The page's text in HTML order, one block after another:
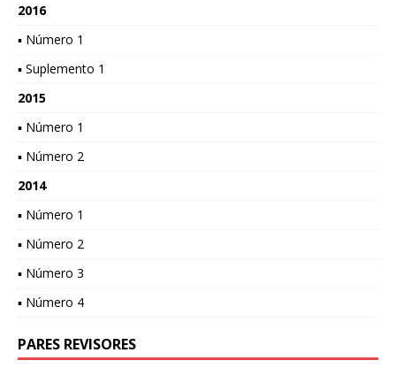
2016
▪ Número 1
▪ Suplemento 1
2015
▪ Número 1
▪ Número 2
2014
▪ Número 1
▪ Número 2
▪ Número 3
▪ Número 4
PARES REVISORES